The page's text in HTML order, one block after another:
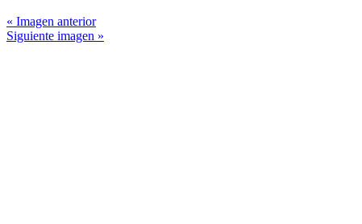
« Imagen anterior
Siguiente imagen »